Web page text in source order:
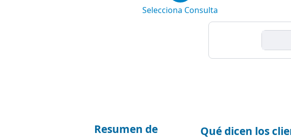
Selecciona Consulta
Resumen de
Qué dicen los